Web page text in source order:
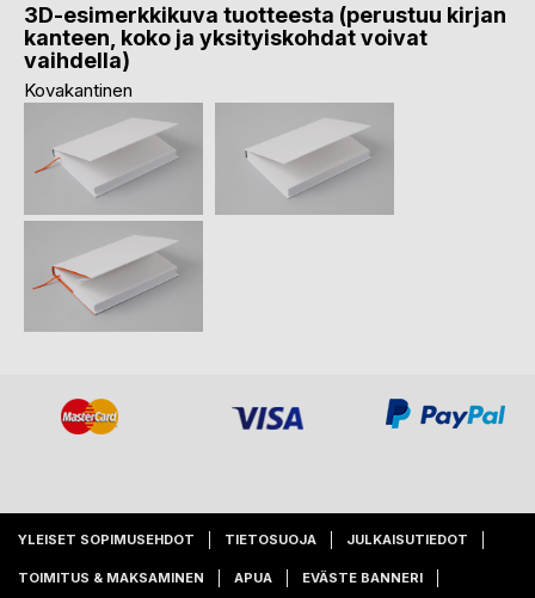
3D-esimerkkikuva tuotteesta (perustuu kirjan
kanteen, koko ja yksityiskohdat voivat
vaihdella)
Kovakantinen
YLEISET SOPIMUSEHDOT TIETOSUOJA JULKAISUTIEDOT
TOIMITUS & MAKSAMINEN APUA EVÄSTE BANNERI